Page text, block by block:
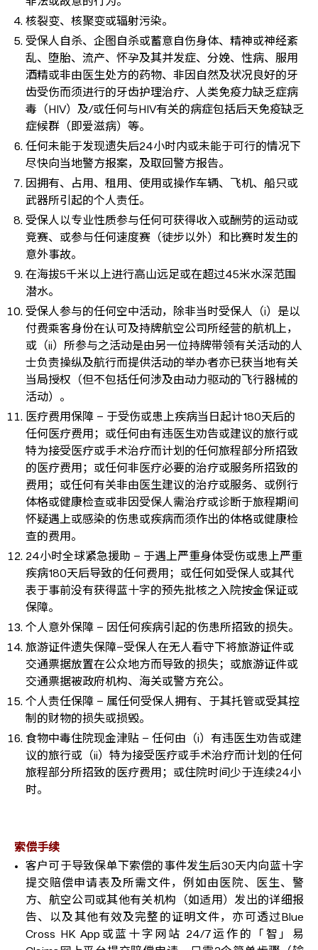
核裂变、核聚变或辐射污染。
受保人自杀、企图自杀或蓄意自伤身体、精神或神经紊
乱、堕胎、流产、怀孕及其并发症、分娩、性病、服用
酒精或非由医生处方的药物、非因自然及状况良好的牙
齿受伤而须进行的牙齿护理治疗、人类免疫力缺乏症病
毒（HIV）及/或任何与HIV有关的病症包括后天免疫缺乏
症候群（即爱滋病）等。
任何未能于发现遗失后24小时内或未能于可行的情况下
尽快向当地警方报案，及取回警方报告。
因拥有、占用、租用、使用或操作车辆、飞机、船只或
武器所引起的个人责任。
受保人以专业性质参与任何可获得收入或酬劳的运动或
竞赛、或参与任何速度赛（徒步以外）和比赛时发生的
意外事故。
在海拔5千米以上进行高山远足或在超过45米水深范围
潜水。
受保人参与的任何空中活动，除非当时受保人（i）是以
付费乘客身份在认可及持牌航空公司所经营的航机上，
或（ii）所参与之活动是由另一位持牌带领有关活动的人
士负责操纵及航行而提供活动的举办者亦已获当地有关
当局授权（但不包括任何涉及由动力驱动的飞行器械的
活动）。
医疗费用保障 – 于受伤或患上疾病当日起计180天后的
任何医疗费用；或任何由有违医生劝告或建议的旅行或
特为接受医疗或手术治疗而计划的任何旅程部分所招致
的医疗费用；或任何非医疗必要的治疗或服务所招致的
费用；或任何有关非由医生建议的治疗或服务、或例行
体格或健康检查或非因受保人需治疗或诊断于旅程期间
怀疑遇上或感染的伤患或疾病而须作出的体格或健康检
查的费用。
24小时全球紧急援助 – 于遇上严重身体受伤或患上严重
疾病180天后导致的任何费用；或任何如受保人或其代
表于事前没有获得蓝十字的预先批核之入院按金保证或
保障。
个人意外保障 – 因任何疾病引起的伤患所招致的损失。
旅游证件遗失保障–受保人在无人看守下将旅游证件或
交通票据放置在公众地方而导致的损失；或旅游证件或
交通票据被政府机构、海关或警方充公。
个人责任保障 – 属任何受保人拥有、于其托管或受其控
制的财物的损失或损毁。
食物中毒住院现金津贴 – 任何由（i）有违医生劝告或建
议的旅行或（ii）特为接受医疗或手术治疗而计划的任何
旅程部分所招致的医疗费用；或住院时间少于连续24小
时。
索偿手续
客户可于导致保单下索偿的事件发生后30天内向蓝十字
提交赔偿申请表及所需文件，例如由医院、医生、警
方、航空公司或其他有关机构（如适用）发出的详细报
告、以及其他有效及完整的证明文件，亦可透过Blue
Cross HK App或蓝十字网站 24/7运作的「智」易